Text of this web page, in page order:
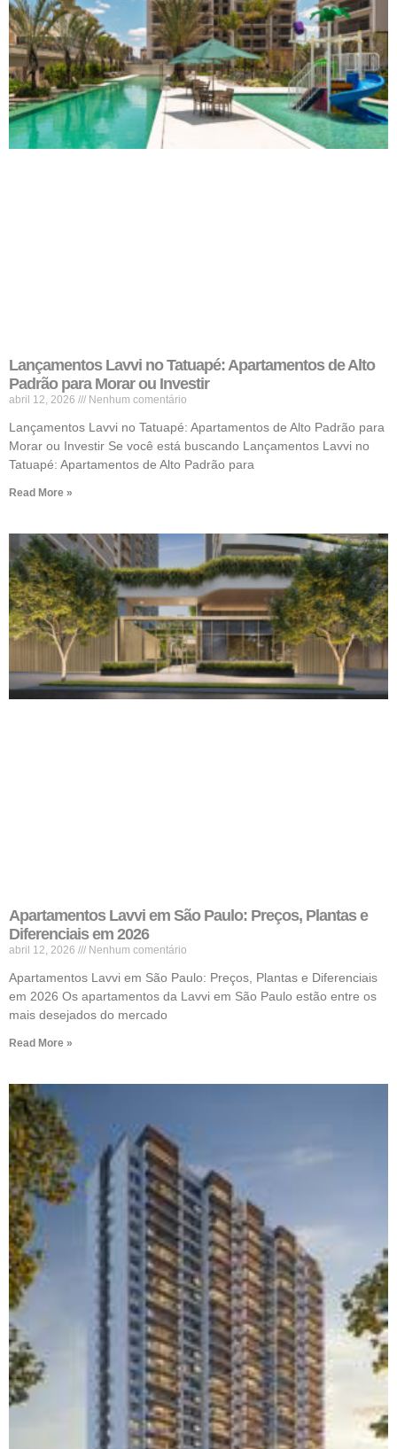
Lançamentos Lavvi no Tatuapé: Apartamentos de Alto
Padrão para Morar ou Investir
abril 12, 2026 Nenhum comentário
Lançamentos Lavvi no Tatuapé: Apartamentos de Alto Padrão para
Morar ou Investir Se você está buscando Lançamentos Lavvi no
Tatuapé: Apartamentos de Alto Padrão para
Read More »
Apartamentos Lavvi em São Paulo: Preços, Plantas e
Diferenciais em 2026
abril 12, 2026 Nenhum comentário
Apartamentos Lavvi em São Paulo: Preços, Plantas e Diferenciais
em 2026 Os apartamentos da Lavvi em São Paulo estão entre os
mais desejados do mercado
Read More »